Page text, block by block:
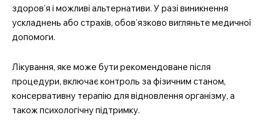
здоров’я і можливі альтернативи. У разі виникнення
ускладнень або страхів, обов’язково вигляньте медичної
допомоги.
Лікування, яке може бути рекомендоване після
процедури, включає контроль за фізичним станом,
консервативну терапію для відновлення організму, а
також психологічну підтримку.